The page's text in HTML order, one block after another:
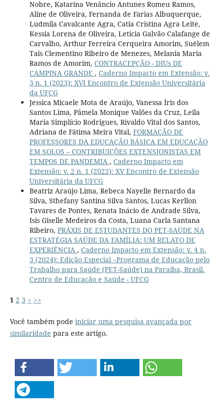
Nobre, Katarina Venâncio Antunes Romeu Ramos,
Aline de Oliveira, Fernanda de Farias Albuquerque,
Ludmila Cavalcante Agra, Catia Cristina Agra Leite,
Kessia Lorena de Oliveira, Leticia Galvão Calafange de
Carvalho, Arthur Ferreira Cerqueira Amorim, Suélem
Tais Clementino Ribeiro de Menezes, Melania Maria
Ramos de Amorim, CONTRACEPÇÃO - DIUs DE
CAMPINA GRANDE , Caderno Impacto em Extensão: v.
3 n. 1 (2023): XVI Encontro de Extensão Universitária
da UFCG
Jessica Micaele Mota de Araújo, Vanessa Íris dos
Santos Lima, Pâmela Monique Valões da Cruz, Leila
Maria Simplício Rodrigues, Rivaldo Vital dos Santos,
Adriana de Fátima Meira Vital, FORMAÇÃO DE
PROFESSORES DA EDUCAÇÃO BÁSICA EM EDUCAÇÃO
EM SOLOS – CONTRIBUIÇÕES EXTENSIONISTAS EM
TEMPOS DE PANDEMIA , Caderno Impacto em
Extensão: v. 2 n. 1 (2022): XV Encontro de Extensão
Universitária da UFCG
Beatriz Araújo Lima, Rebeca Nayelle Bernardo da
Silva, Sthefany Santina Silva Santos, Lucas Kerllon
Tavares de Pontes, Renata Inácio de Andrade Silva,
Isis Giselle Medeiros da Costa, Luana Carla Santana
Ribeiro, PRÁXIS DE ESTUDANTES DO PET-SAÚDE NA
ESTRATÉGIA SAÚDE DA FAMÍLIA: UM RELATO DE
EXPERIÊNCIA , Caderno Impacto em Extensão: v. 4 n.
3 (2024): Edição Especial –Programa de Educação pelo
Trabalho para Saúde (PET-Saúde) na Paraíba, Brasil.
Centro de Educação e Saúde - UFCG
1 2 3 > >>
Você também pode iniciar uma pesquisa avançada por
similaridade para este artigo.